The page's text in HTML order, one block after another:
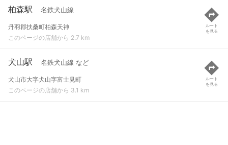
柏森駅 名鉄犬山線
丹羽郡扶桑町柏森天神
このページの店舗から 2.7 km
ルート
を見る
犬山駅 名鉄犬山線 など
犬山市大字犬山字富士見町
このページの店舗から 3.1 km
ルート
を見る